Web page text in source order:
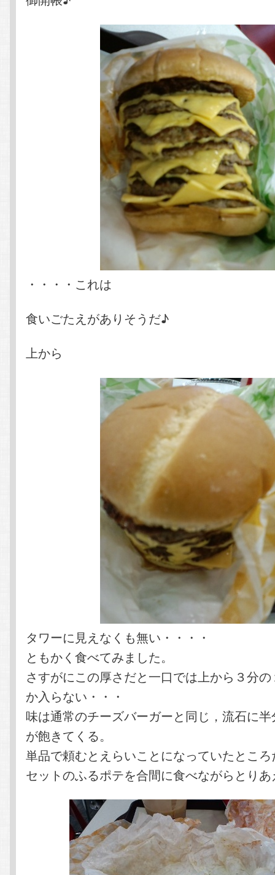
・・・・これは
食いごたえがありそうだ♪
上から
タワーに見えなくも無い・・・・
ともかく食べてみました。
さすがにこの厚さだと一口では上から３分
か入らない・・・
味は通常のチーズバーガーと同じ，流石に
が飽きてくる。
単品で頼むとえらいことになっていたとこ
セットのふるポテを合間に食べながらとり